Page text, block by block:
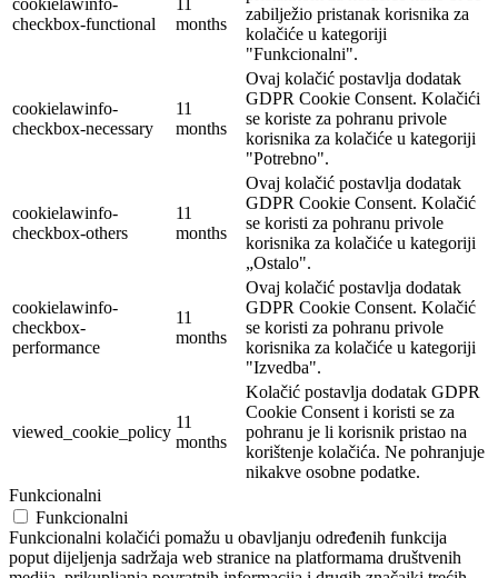
cookielawinfo-
checkbox-functional
11
months
zabilježio pristanak korisnika za
kolačiće u kategoriji
"Funkcionalni".
cookielawinfo-
checkbox-necessary
11
months
Ovaj kolačić postavlja dodatak
GDPR Cookie Consent. Kolačići
se koriste za pohranu privole
korisnika za kolačiće u kategoriji
"Potrebno".
cookielawinfo-
checkbox-others
11
months
Ovaj kolačić postavlja dodatak
GDPR Cookie Consent. Kolačić
se koristi za pohranu privole
korisnika za kolačiće u kategoriji
„Ostalo".
cookielawinfo-
checkbox-
performance
11
months
Ovaj kolačić postavlja dodatak
GDPR Cookie Consent. Kolačić
se koristi za pohranu privole
korisnika za kolačiće u kategoriji
"Izvedba".
viewed_cookie_policy
11
months
Kolačić postavlja dodatak GDPR
Cookie Consent i koristi se za
pohranu je li korisnik pristao na
korištenje kolačića. Ne pohranjuje
nikakve osobne podatke.
Funkcionalni
Funkcionalni
Funkcionalni kolačići pomažu u obavljanju određenih funkcija
poput dijeljenja sadržaja web stranice na platformama društvenih